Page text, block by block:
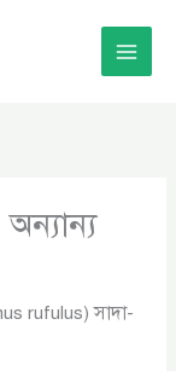
rufulus) সাদা-